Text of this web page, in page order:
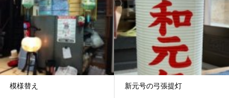
模様替え 新元号の弓張提灯